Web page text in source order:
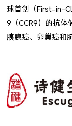
球首创（First-in-
9（CCR9）的抗体
胰腺癌、卵巢癌和